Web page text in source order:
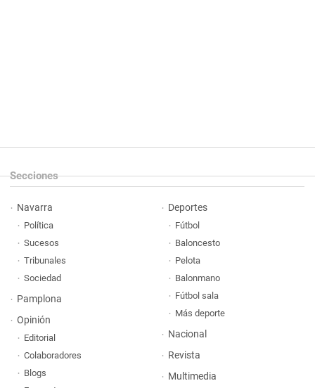
Secciones
Navarra
Política
Sucesos
Tribunales
Sociedad
Pamplona
Opinión
Editorial
Colaboradores
Blogs
Deportes
Fútbol
Baloncesto
Pelota
Balonmano
Fútbol sala
Más deporte
Nacional
Revista
Multimedia